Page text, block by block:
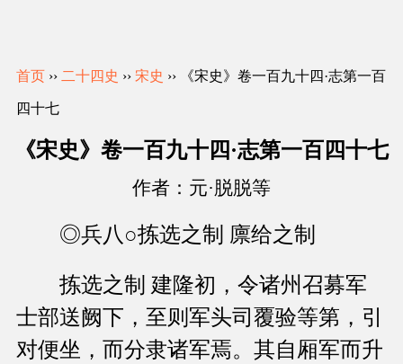
首页 ›› 二十四史 ›› 宋史 ›› 《宋史》卷一百九十四·志第一百
四十七
《宋史》卷一百九十四·志第一百四十七
作者：元·脱脱等
◎兵八○拣选之制 廪给之制
拣选之制 建隆初，令诸州召募军
士部送阙下，至则军头司覆验等第，引
对便坐，而分隶诸军焉。其自厢军而升